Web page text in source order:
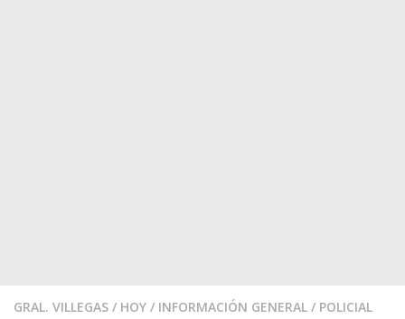
GRAL. VILLEGAS / HOY / INFORMACIÓN GENERAL / POLICIAL